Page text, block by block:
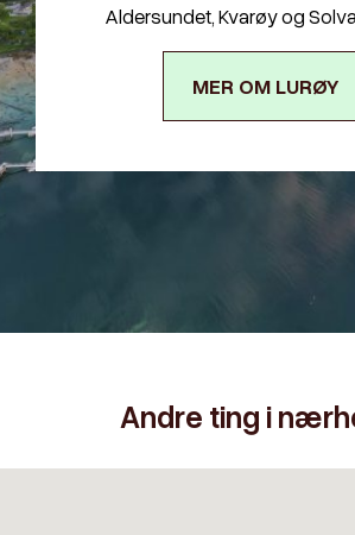
Aldersundet, Kvarøy og
MER OM LURØY
Andre ting i